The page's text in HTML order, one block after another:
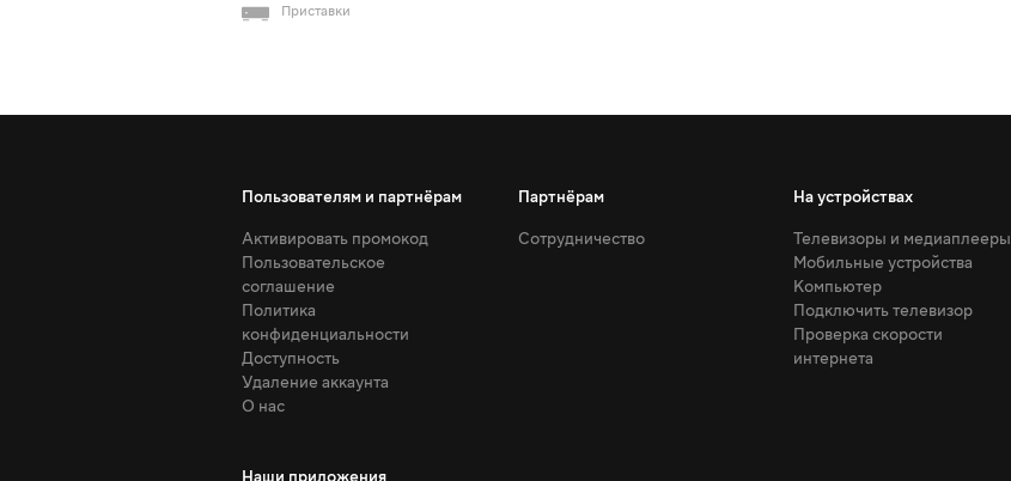
Приставки
Пользователям и партнёрам
Активировать промокод
Пользовательское
соглашение
Политика
конфиденциальности
Доступность
Удаление аккаунта
О нас
Партнёрам
Сотрудничество
На устройствах
Телевизоры и медиаплееры
Мобильные устройства
Компьютер
Подключить телевизор
Проверка скорости
интернета